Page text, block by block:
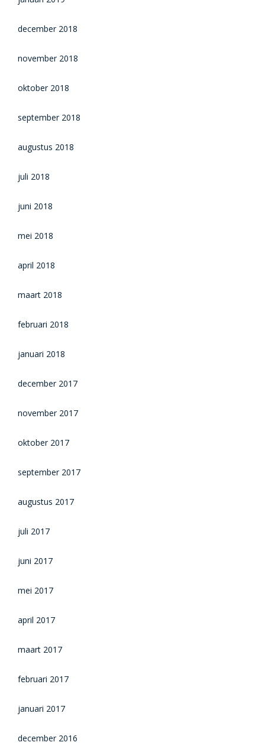
december 2018
november 2018
oktober 2018
september 2018
augustus 2018
juli 2018
juni 2018
mei 2018
april 2018
maart 2018
februari 2018
januari 2018
december 2017
november 2017
oktober 2017
september 2017
augustus 2017
juli 2017
juni 2017
mei 2017
april 2017
maart 2017
februari 2017
januari 2017
december 2016